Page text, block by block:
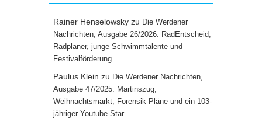
Rainer Henselowsky zu Die Werdener
Nachrichten, Ausgabe 26/2026: RadEntscheid,
Radplaner, junge Schwimmtalente und
Festivalförderung
Paulus Klein zu Die Werdener Nachrichten,
Ausgabe 47/2025: Martinszug,
Weihnachtsmarkt, Forensik-Pläne und ein 103-
jähriger Youtube-Star